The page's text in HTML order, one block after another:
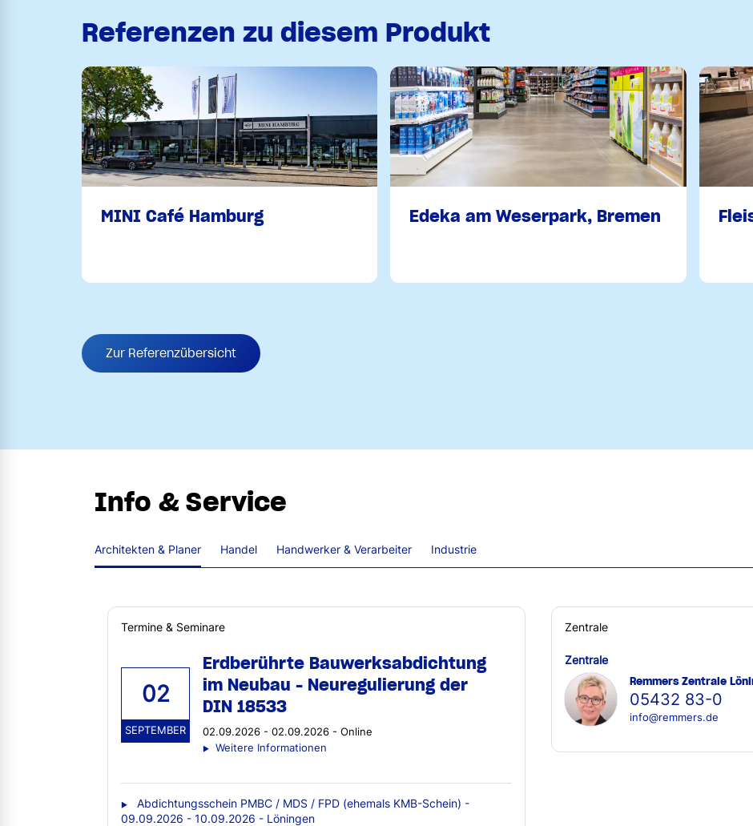
Referenzen zu diesem Produkt
MINI Café Hamburg Edeka am Weserpark, Bremen
Zur Referenzübersicht
Info & Service
Architekten & Planer Handel Handwerker & Verarbeiter Industrie
Termine & Seminare
02
SEPTEMBER
Erdberührte Bauwerksabdichtung
im Neubau - Neuregulierung der
DIN 18533
02.09.2026 - 02.09.2026 - Online
Weitere Informationen
Abdichtungsschein PMBC / MDS / FPD (ehemals KMB-Schein) -
09.09.2026 - 10.09.2026 - Löningen
Zentrale
Zentrale
Remmers Zentrale
05432 83-0
info@remmers.de